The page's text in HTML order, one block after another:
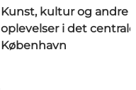
Kunst, kultur og andre
oplevelser i det centrale
København